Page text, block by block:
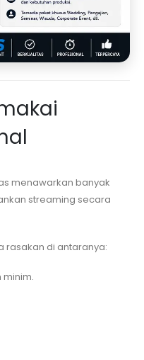
menawarkan banyak
streaming secara
rasakan di antaranya:
minim.